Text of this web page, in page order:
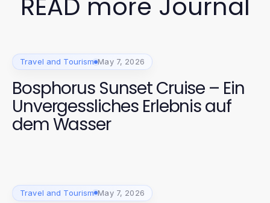
Travel and Tourism May 7, 2026
Bosphorus Sunset Cruise – Ein
Unvergessliches Erlebnis auf
dem Wasser
Travel and Tourism May 7, 2026